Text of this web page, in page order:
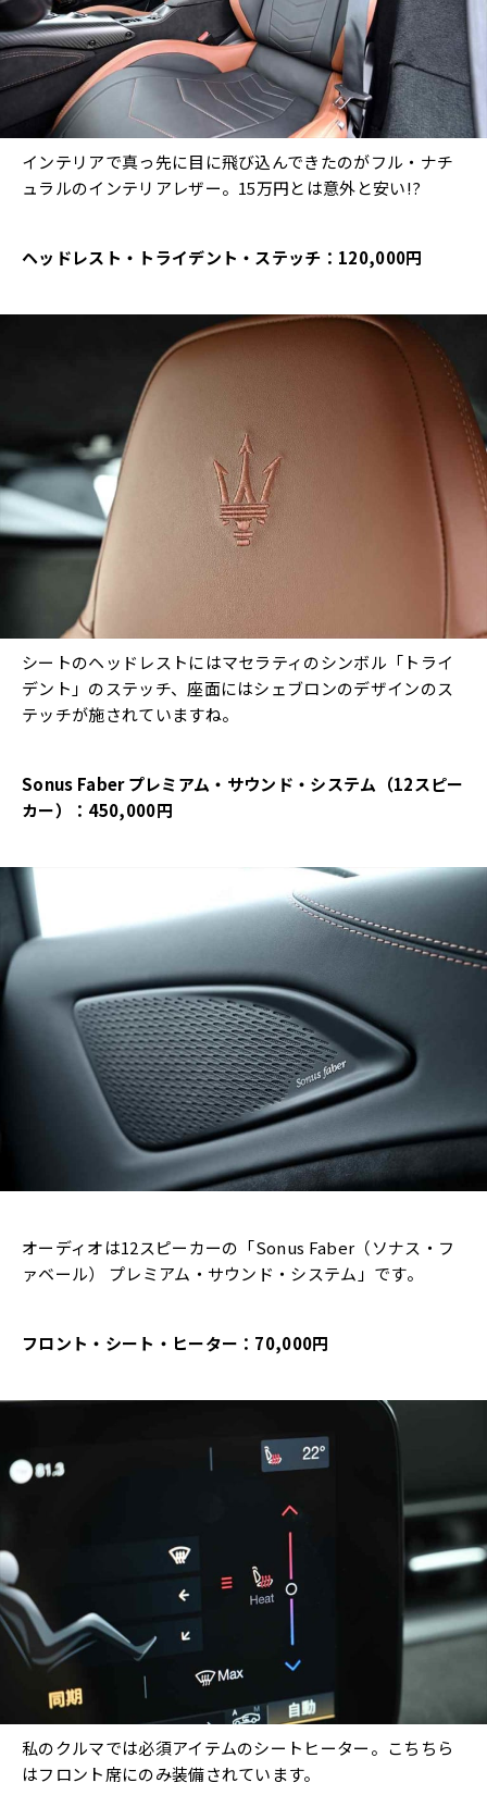
インテリアで真っ先に目に飛び込んできたのがフル・ナチ
ュラルのインテリアレザー。15万円とは意外と安い!?
ヘッドレスト・トライデント・ステッチ：120,000円
シートのヘッドレストにはマセラティのシンボル「トライ
デント」のステッチ、座面にはシェブロンのデザインのス
テッチが施されていますね。
Sonus Faber プレミアム・サウンド・システム（12スピー
カー）：450,000円
オーディオは12スピーカーの「Sonus Faber（ソナス・フ
ァベール） プレミアム・サウンド・システム」です。
フロント・シート・ヒーター：70,000円
私のクルマでは必須アイテムのシートヒーター。こちちら
はフロント席にのみ装備されています。